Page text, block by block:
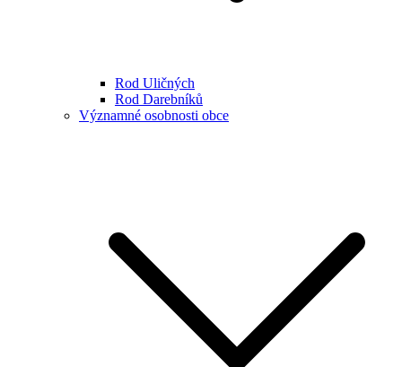
Rod Uličných
Rod Darebníků
Významné osobnosti obce